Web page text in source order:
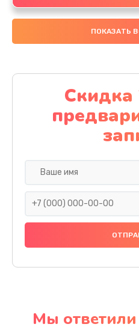
ПОКАЗАТЬ
Скидка
Мы